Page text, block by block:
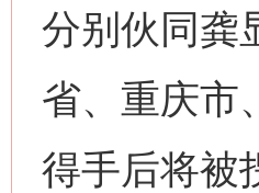
分别伙同龚
省、重庆市
得手后将被